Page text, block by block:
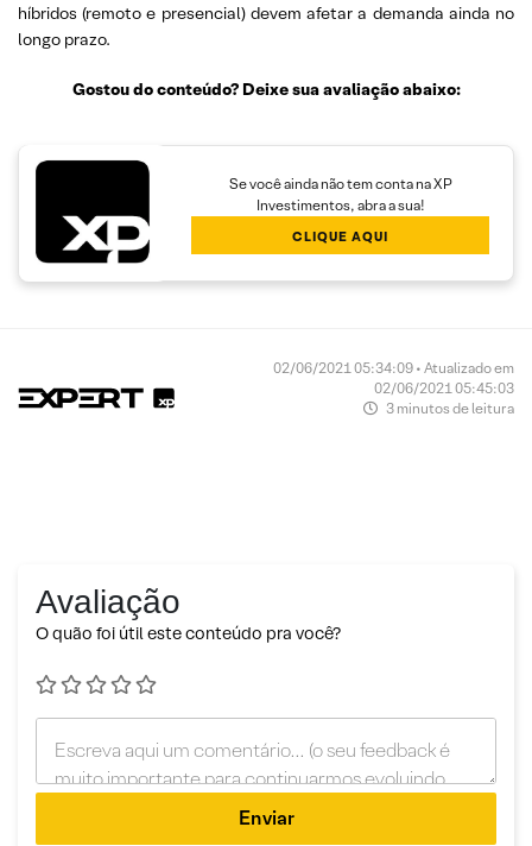
híbridos (remoto e presencial) devem afetar a demanda ainda no
longo prazo.
Gostou do conteúdo? Deixe sua avaliação abaixo:
Se você ainda não tem conta na XP
Investimentos, abra a sua!
CLIQUE AQUI
02/06/2021 05:34:09 • Atualizado em
02/06/2021 05:45:03
3 minutos de leitura
Avaliação
O quão foi útil este conteúdo pra você?
Enviar